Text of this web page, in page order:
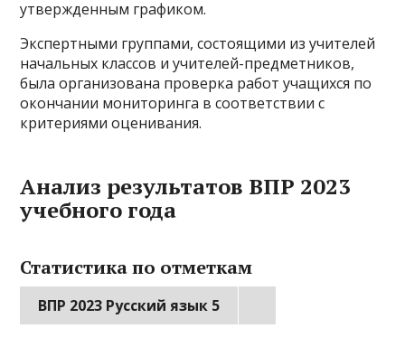
утвержденным графиком.
Экспертными группами, состоящими из учителей
начальных классов и учителей-предметников,
была организована проверка работ учащихся по
окончании мониторинга в соответствии с
критериями оценивания.
Анализ результатов ВПР 2023
учебного года
Статистика по отметкам
ВПР 2023 Русский язык 5